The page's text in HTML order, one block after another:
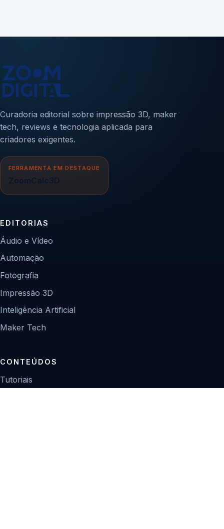
Curadoria editorial sobre impressão 3D, maker
tech, reviews e tecnologia aplicada para
criadores exigentes.
FERRAMENTA EM DESTAQUE
ZoomCalc3D
EDITORIAS
Áudio e Vídeo
Automação
Fotografia
Impressão 3D
Inteligência Artificial
Maker Tech
CONTEÚDOS
Tutoriais